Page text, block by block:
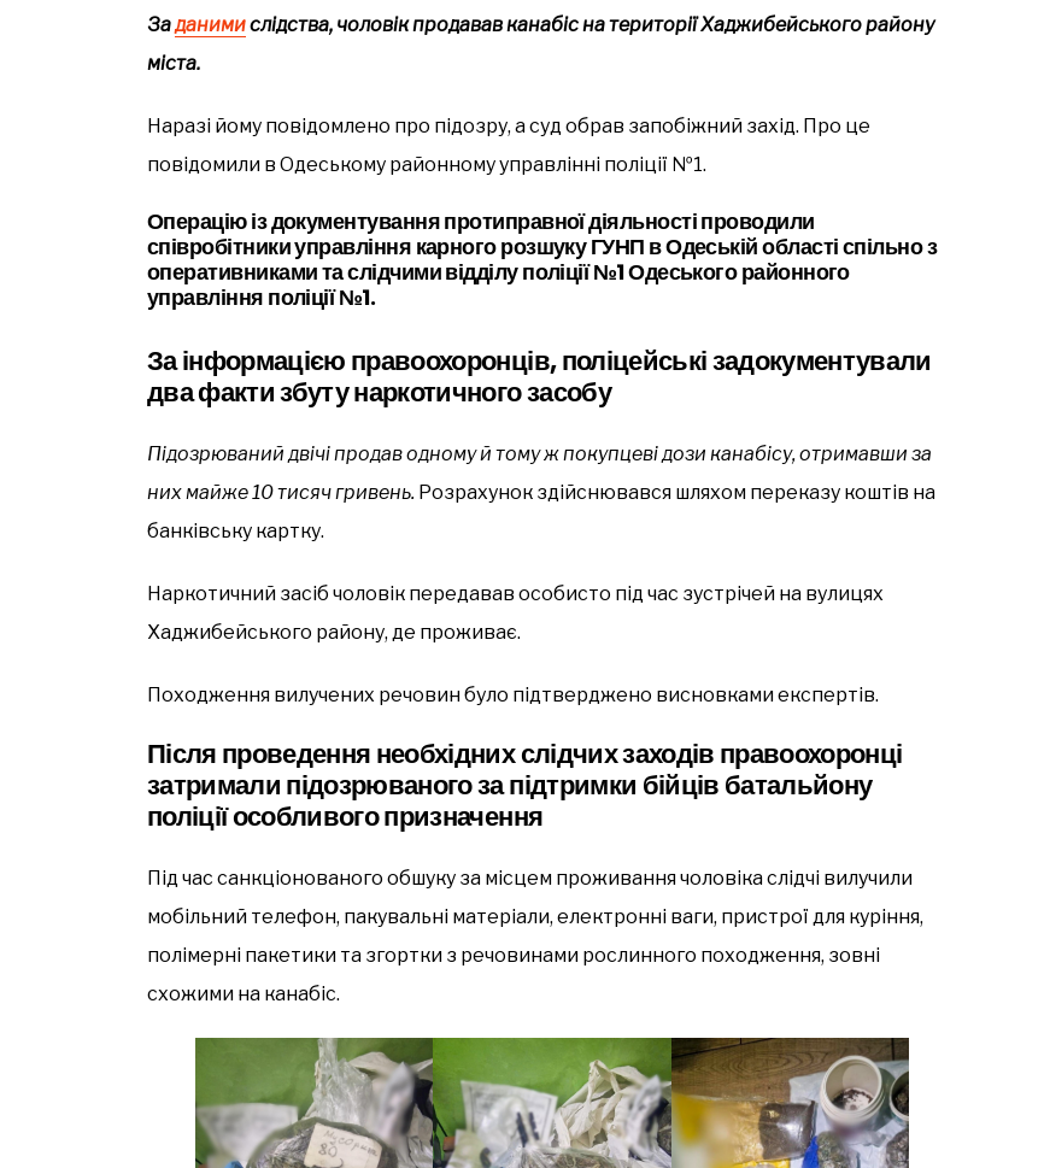
Заданимислідства, чоловік продавав канабіс на території Хаджибейського району
міста.
Наразі йому повідомлено про підозру, а суд обрав запобіжний захід. Про це
повідомили в Одеському районному управлінні поліції №1.
Операцію із документування протиправної діяльності проводили
співробітники управління карного розшуку ГУНП в Одеській області спільно з
оперативниками та слідчими відділу поліції №1 Одеського районного
управління поліції №1.
За інформацією правоохоронців, поліцейські задокументували
два факти збуту наркотичного засобу
Підозрюваний двічі продав одному й тому ж покупцеві дози канабісу, отримавши за
них майже 10 тисяч гривень. Розрахунок здійснювався шляхом переказу коштів на
банківську картку.
Наркотичний засіб чоловік передавав особисто під час зустрічей на вулицях
Хаджибейського району, де проживає.
Походження вилучених речовин було підтверджено висновками експертів.
Після проведення необхідних слідчих заходів правоохоронці
затримали підозрюваного за підтримки бійців батальйону
поліції особливого призначення
Під час санкціонованого обшуку за місцем проживання чоловіка слідчі вилучили
мобільний телефон, пакувальні матеріали, електронні ваги, пристрої для куріння,
полімерні пакетики та згортки з речовинами рослинного походження, зовні
схожими на канабіс.